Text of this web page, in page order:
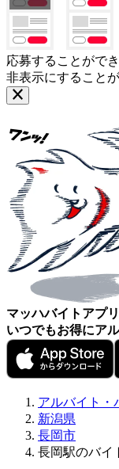
応募することがで
非表示にすること
マッハバイトアプ
いつでもお得にア
アルバイト・
新潟県
長岡市
長岡駅のバイ